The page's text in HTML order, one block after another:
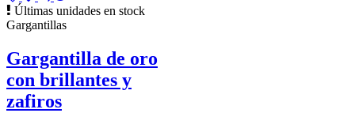
Últimas unidades en stock
Gargantillas
Gargantilla de oro
con brillantes y
zafiros